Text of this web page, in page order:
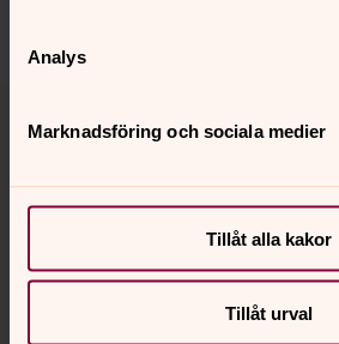
Analys
Marknadsföring och sociala medier
Tillåt alla kakor
Tillåt urval
Kontakt